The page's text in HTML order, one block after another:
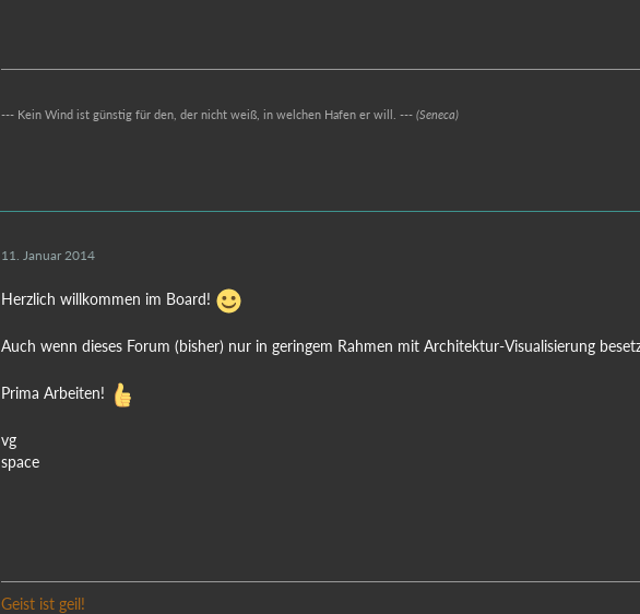
--- Kein Wind ist günstig für den, der nicht weiß, in welchen Hafen er will. --- (Seneca)
11. Januar 2014
Herzlich willkommen im Board!
Auch wenn dieses Forum (bisher) nur in geringem Rahmen mit Architektur-Visualisierung
Prima Arbeiten!
vg
space
Geist ist geil!